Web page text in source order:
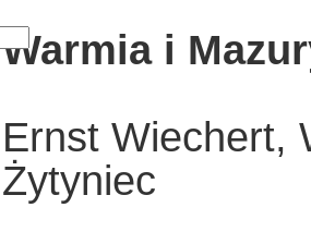
Warmia i
Ernst Wiechert,
Żytyniec